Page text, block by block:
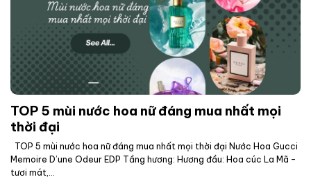
TOP 5 mùi nước hoa nữ đáng mua nhất mọi
thời đại
TOP 5 mùi nước hoa nữ đáng mua nhất mọi thời đại Nước Hoa Gucci
Memoire D’une Odeur EDP Tầng hương: Hương đầu: Hoa cúc La Mã –
tươi mát,...